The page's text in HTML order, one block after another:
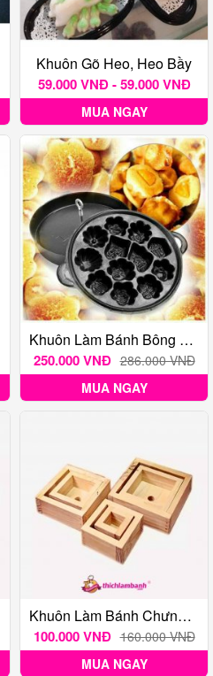
Khuôn Gõ Heo, Heo Bầy
59.000 VNĐ - 59.000 VNĐ
MUA NGAY
Khuôn Làm Bánh Bông Lan, Bánh Thuẫn Chống Dính Huỳnh Anh - 12 Bông
250.000 VNĐ 286.000 VNĐ
MUA NGAY
Khuôn Làm Bánh Chưng Thông Minh 16 Cm Bằng Gỗ
100.000 VNĐ 160.000 VNĐ
MUA NGAY